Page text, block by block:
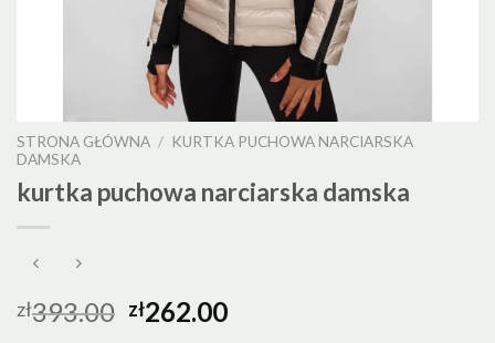
STRONA GŁÓWNA / KURTKA PUCHOWA NARCIARSKA
DAMSKA
kurtka puchowa narciarska damska
zł393.00 zł262.00